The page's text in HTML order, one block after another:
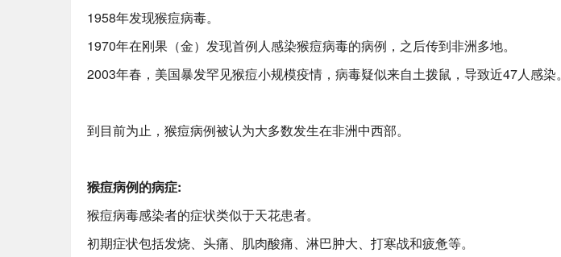
1958年发现猴痘病毒。
1970年在刚果（金）发现首例人感染猴痘病毒的病例，之后传到非洲多地。
2003年春，美国暴发罕见猴痘小规模疫情，病毒疑似来自土拨鼠，导致近47人感染。
到目前为止，猴痘病例被认为大多数发生在非洲中西部。
猴痘病例的病症:
猴痘病毒感染者的症状类似于天花患者。
初期症状包括发烧、头痛、肌肉酸痛、淋巴肿大、打寒战和疲惫等。